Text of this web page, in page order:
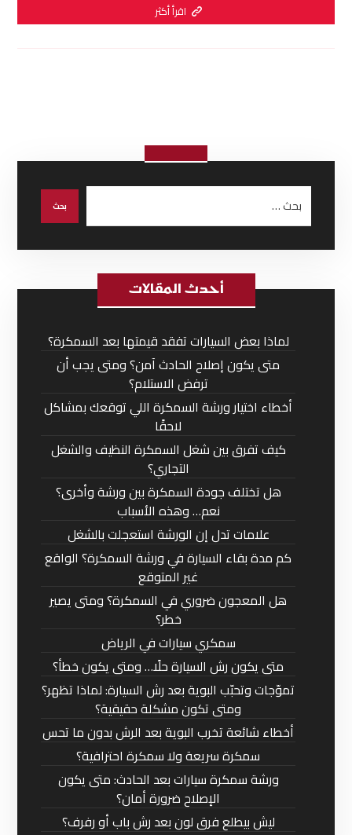
اقرأ أكثر
أحدث المقالات
لماذا بعض السيارات تفقد قيمتها بعد السمكرة؟
متى يكون إصلاح الحادث آمن؟ ومتى يجب أن
ترفض الاستلام؟
أخطاء اختيار ورشة السمكرة اللي توقعك بمشاكل
لاحقًا
كيف تفرق بين شغل السمكرة النظيف والشغل
التجاري؟
هل تختلف جودة السمكرة بين ورشة وأخرى؟
نعم… وهذه الأسباب
علامات تدل إن الورشة استعجلت بالشغل
كم مدة بقاء السيارة في ورشة السمكرة؟ الواقع
غير المتوقع
هل المعجون ضروري في السمكرة؟ ومتى يصير
خطر؟
سمكري سيارات في الرياض
متى يكون رش السيارة حلًا… ومتى يكون خطأ؟
تموّجات وتحبّب البوية بعد رش السيارة: لماذا تظهر؟
ومتى تكون مشكلة حقيقية؟
أخطاء شائعة تخرب البوية بعد الرش بدون ما تحس
سمكرة سريعة ولا سمكرة احترافية؟
ورشة سمكرة سيارات بعد الحادث: متى يكون
الإصلاح ضرورة أمان؟
ليش بيطلع فرق لون بعد رش باب أو رفرف؟